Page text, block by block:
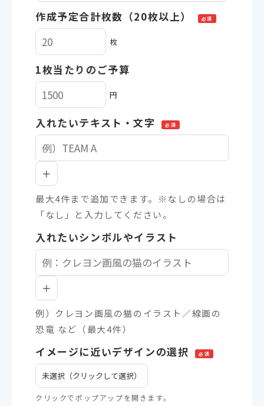
作成予定合計枚数（20枚以上） 必須
枚
1枚当たりのご予算
円
入れたいテキスト・文字 必須
＋
最大4件まで追加できます。※なしの場合は
「なし」と入力してください。
入れたいシンボルやイラスト
＋
例）クレヨン画風の猫のイラスト／線画の
恐竜 など（最大4件）
イメージに近いデザインの選択 必須
未選択（クリックして選択）
クリックでポップアップを開きます。